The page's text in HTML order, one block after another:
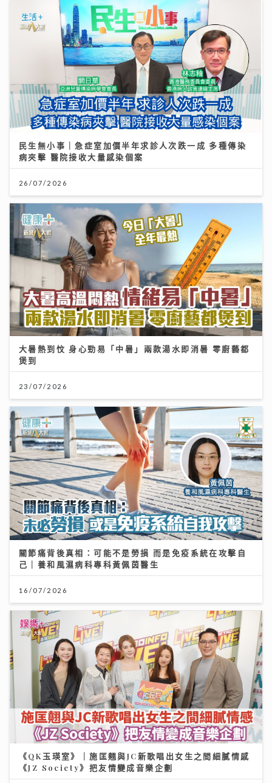
民生無小事｜急症室加價半年求診人次跌一成 多種傳染
病夾擊 醫院接收大量感染個案
26/07/2026
大暑熱到忟 身心勁易「中暑」兩款湯水即消暑 零廚藝都
煲到
23/07/2026
關節痛背後真相：可能不是勞損 而是免疫系統在攻擊自
己｜養和風濕病科專科黃佩茵醫生
16/07/2026
《QK玉瑛室》｜施匡翹與JC新歌唱出女生之間細膩情感
《JZ Society》把友情變成音樂企劃